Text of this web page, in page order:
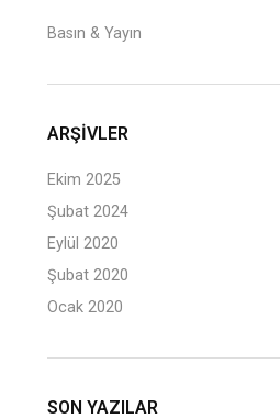
Basın & Yayın
ARŞIVLER
Ekim 2025
Şubat 2024
Eylül 2020
Şubat 2020
Ocak 2020
SON YAZILAR